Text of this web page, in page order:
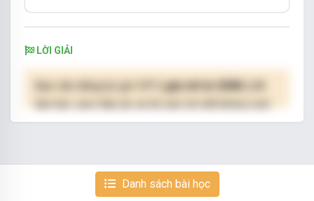
LỜI GIẢI
( giá chỉ từ 250K )
hạn.
Danh sách bài học